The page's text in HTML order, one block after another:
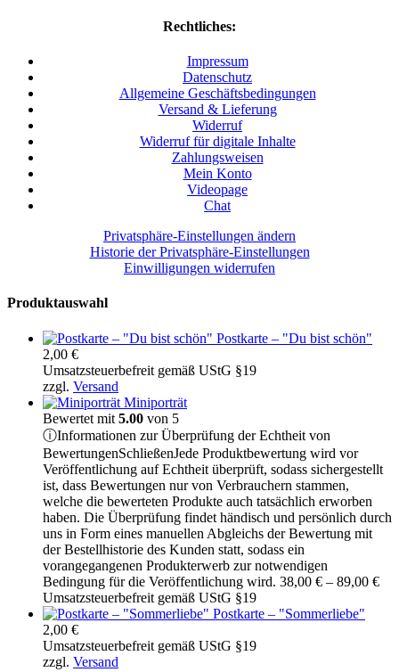
Rechtliches:
Impressum
Datenschutz
Allgemeine Geschäftsbedingungen
Versand & Lieferung
Widerruf
Widerruf für digitale Inhalte
Zahlungsweisen
Mein Konto
Videopage
Chat
Privatsphäre-Einstellungen ändern
Historie der Privatsphäre-Einstellungen
Einwilligungen widerrufen
Produktauswahl
Postkarte – "Du bist schön"
2,00 €
Umsatzsteuerbefreit gemäß UStG §19
zzgl. Versand
Miniporträt
Bewertet mit 5.00 von 5
ⓘInformationen zur Überprüfung der Echtheit von
BewertungenSchließenJede Produktbewertung wird vor
Veröffentlichung auf Echtheit überprüft, sodass sichergestellt
ist, dass Bewertungen nur von Verbrauchern stammen,
welche die bewerteten Produkte auch tatsächlich erworben
haben. Die Überprüfung findet händisch und persönlich durch
uns in Form eines manuellen Abgleichs der Bewertung mit
der Bestellhistorie des Kunden statt, sodass ein
vorangegangenen Produkterwerb zur notwendigen
Bedingung für die Veröffentlichung wird. 38,00 € – 89,00 €
Umsatzsteuerbefreit gemäß UStG §19
Postkarte – "Sommerliebe"
2,00 €
Umsatzsteuerbefreit gemäß UStG §19
zzgl. Versand